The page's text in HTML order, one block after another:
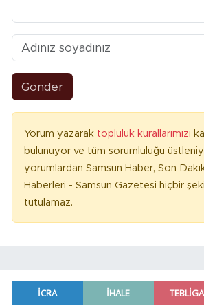
Gönder
Yorum yazarak topluluk kurallarımızı
bulunuyor ve tüm sorumluluğu
yorumlardan Samsun Haber, Son
Haberleri - Samsun Gazetesi hiçbir
tutulamaz.